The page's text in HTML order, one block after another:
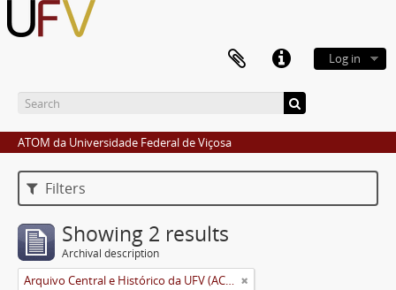
Log in
ATOM da Universidade Federal de Viçosa
Filters
Showing 2 results
Archival description
Arquivo Central e Histórico da UFV (ACH-UFV)